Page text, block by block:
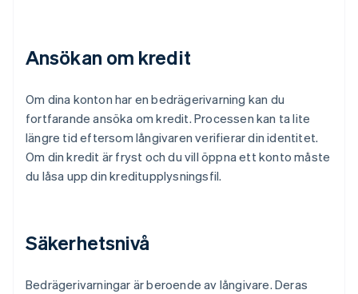
Ansökan om kredit
Om dina konton har en bedrägerivarning kan du
fortfarande ansöka om kredit. Processen kan ta lite
längre tid eftersom långivaren verifierar din identitet.
Om din kredit är fryst och du vill öppna ett konto måste
du låsa upp din kreditupplysningsfil.
Säkerhetsnivå
Bedrägerivarningar är beroende av långivare. Deras